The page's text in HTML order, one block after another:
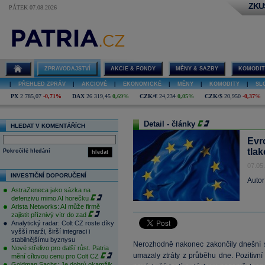
PÁTEK 07.08.2026
ZPRAVODAJSTVÍ AKCIE & FONDY MĚNY & SAZBY
PŘEHLED ZPRÁV AKCIOVÉ EKONOMICKÉ MĚNY KOMODITY
PX 2 785,07 -0,71% DAX 26 319,45 0,69% CZK/€ 24,234 0,05% CZK/$ 20,950 -0,37%
HLEDAT V KOMENTÁŘÍCH
hledat
Pokročilé hledání
INVESTIČNÍ DOPORUČENÍ
AstraZeneca jako sázka na
defenzivu mimo AI horečku
Arista Networks: AI může firmě
zajistit příznivý vítr do zad
Analytický radar: Colt CZ roste díky
vyšší marži, širší integraci i
stabilnějšímu byznysu
Nové střelivo pro další růst. Patria
mění cílovou cenu pro Colt CZ
Detail - články
Nerozhodně nakonec zakončily
umazaly ztráty z průběhu dne.